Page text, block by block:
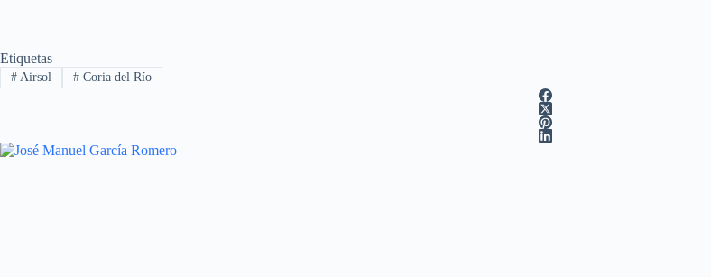
Etiquetas
#Airsol #Coria del Río